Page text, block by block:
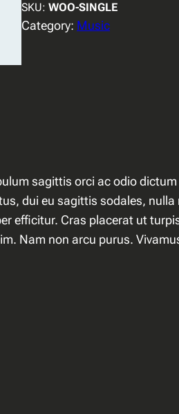
SKU: WOO-SINGLE
Category: Music
sagittis orci ac odio
dui eu sagittis sodales,
efficitur. Cras placerat ut
Nam non arcu purus.